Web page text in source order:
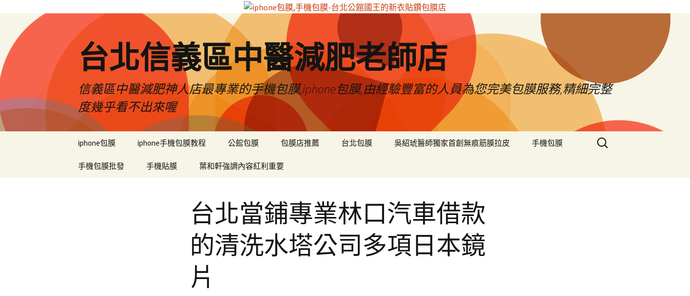
台北信義區中醫減肥老師店
信義區中醫減肥神人店最專業的手機包膜,iphone包膜,由經驗豐富的人員為您完美包膜服務,精細完整
度幾乎看不出來喔
iphone包膜 iphone手機包膜教程 公館包膜 包膜店推薦 台北包膜 吳紹琥醫師獨家首創無痕筋膜拉皮 手機包膜
手機包膜批發 手機貼膜 葉和軒強調內容紅利重要
搜
尋
台北當鋪專業林口汽車借款
的清洗水塔公司多項日本鏡
片